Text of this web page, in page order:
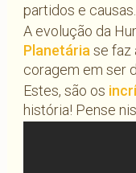
partidos e causas.
A evolução da
Planetária se faz
coragem em ser
Estes, são os
história! Pense